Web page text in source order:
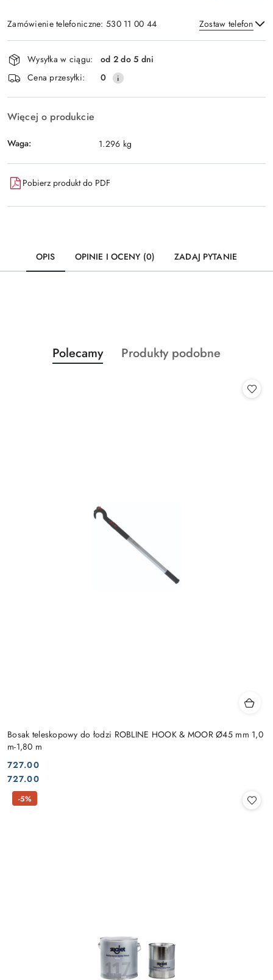
Zamówienie telefoniczne: 530 11 00 44 Zostaw telefon
Wyślij
Dostępność
i
dostawa
Wysyłka w ciągu:
od 2 do 5 dni
Cena przesyłki:
0
Więcej o produkcie
Waga: 1.296 kg
Pobierz produkt do PDF
OPIS OPINIE I OCENY (0) ZADAJ PYTANIE
Pomiń karuzelę produktów
Produkty
o
Polecamy
Produkty
Produkty podobne
Bosak teleskopowy do łodzi ROBLINE HOOK & MOOR Ø45 mm 1,0
m-1,80 m
Cena:
727.00
Cena:
727.00
-5%